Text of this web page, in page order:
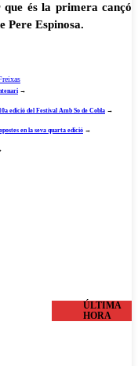
és la primera cançó
Pere Espinosa.
→
edició del Festival Amb So de Cobla →
en la seva quarta edició →
ÚLTIMA
HORA